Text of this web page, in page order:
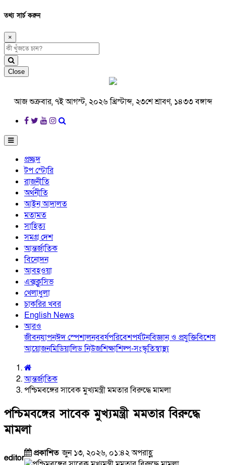
তথ্য সার্চ করুন
×
Close
আজ শুক্রবার, ৭ই আগস্ট, ২০২৬ খ্রিস্টাব্দ, ২৩শে শ্রাবণ, ১৪৩৩ বঙ্গাব্দ
প্রচ্ছদ
টপ স্টোরি
রাজনীতি
অর্থনীতি
আইন আদালত
মতামত
সাহিত্য
সমগ্র দেশ
আন্তর্জাতিক
বিনোদন
আবহওয়া
এক্সক্লুসিভ
খেলাধুলা
চাকরির খবর
English News
আরও
জীবনযাপনঈদ স্পেশালনববর্ষপরিবেশপর্যটনবিজ্ঞান ও প্রযুক্তিবিশেষ
আয়োজনমিডিয়ালিড নিউজশিক্ষাশিল্প-সংস্কৃতিস্বাস্থ্য
আন্তর্জাতিক
পশ্চিমবঙ্গের সাবেক মুখ্যমন্ত্রী মমতার বিরুদ্ধে মামলা
পশ্চিমবঙ্গের সাবেক মুখ্যমন্ত্রী মমতার বিরুদ্ধে
মামলা
editor প্রকাশিতজুন ১৩, ২০২৬, ০১:৪২ অপরাহ্ণ